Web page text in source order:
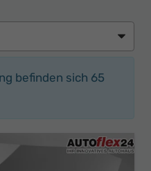
befinden sich 65